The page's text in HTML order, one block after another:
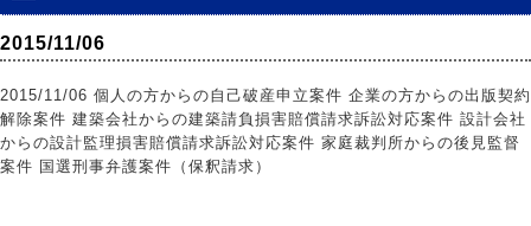
2015/11/06
2015/11/06 個人の方からの自己破産申立案件 企業の方からの出版契約
解除案件 建築会社からの建築請負損害賠償請求訴訟対応案件 設計会社
からの設計監理損害賠償請求訴訟対応案件 家庭裁判所からの後見監督
案件 国選刑事弁護案件（保釈請求）